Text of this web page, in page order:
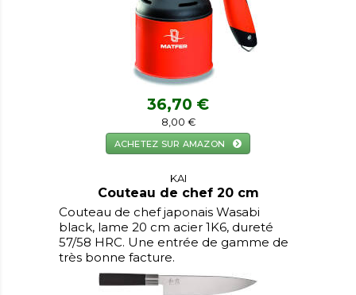
36,70 €
8,00 €
ACHETEZ SUR AMAZON
KAI
Couteau de chef 20 cm
Couteau de chef japonais Wasabi
black, lame 20 cm acier 1K6, dureté
57/58 HRC. Une entrée de gamme de
très bonne facture.